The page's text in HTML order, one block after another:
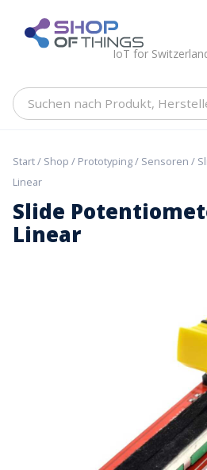
content
IoT for
Suchen
Hersteller,
Start/ Shop / Prototyping/ Sensoren /
Linear
Slide
Linear